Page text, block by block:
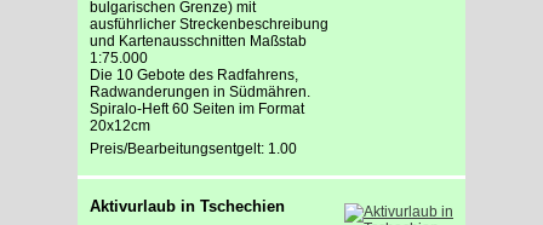
bulgarischen Grenze) mit
ausführlicher Streckenbeschreibung
und Kartenausschnitten Maßstab
1:75.000
Die 10 Gebote des Radfahrens,
Radwanderungen in Südmähren.
Spiralo-Heft 60 Seiten im Format
20x12cm
Preis/Bearbeitungsentgelt: 1.00
Aktivurlaub in Tschechien